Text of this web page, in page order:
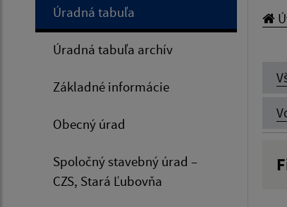
Úradná tabuľa
Úradná tabuľa archív
Základné informácie
Obecný úrad
Spoločný stavebný úrad –
CZS, Stará Ľubovňa